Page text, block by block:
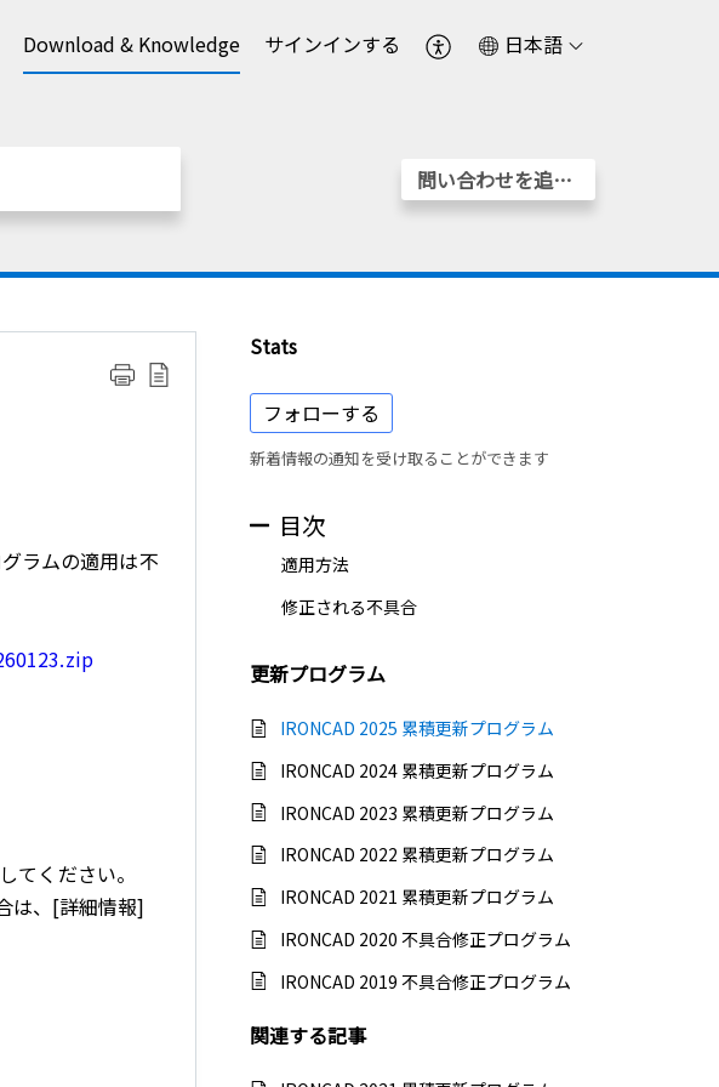
Download & Knowledge サインインする 日本語
問い合わせを追加する
ラムの適用は不
てください。
は、[詳細情報]
Stats
フォローする
新着情報の通知を受け取ることができます
目次
適用方法
修正される不具合
更新プログラム
IRONCAD 2025 累積更新プログラム
IRONCAD 2024 累積更新プログラム
IRONCAD 2023 累積更新プログラム
IRONCAD 2022 累積更新プログラム
IRONCAD 2021 累積更新プログラム
IRONCAD 2020 不具合修正プログラム
IRONCAD 2019 不具合修正プログラム
関連する記事